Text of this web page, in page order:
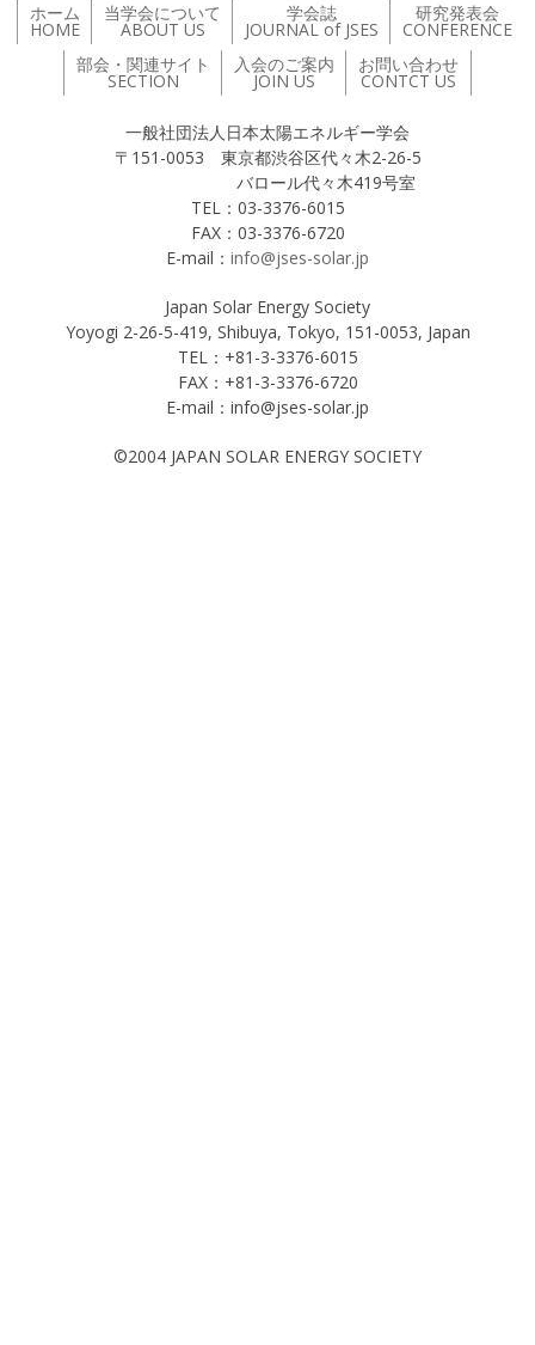
ホーム
HOME
当学会について
ABOUT US
学会誌
JOURNAL of JSES
研究発表会
CONFERENCE
部会・関連サイト
SECTION
入会のご案内
JOIN US
お問い合わせ
CONTCT US
一般社団法人日本太陽エネルギー学会
〒151-0053 東京都渋谷区代々木2-26-5
バロール代々木419号室
TEL：03-3376-6015
FAX：03-3376-6720
E-mail： info@jses-solar.jp
Japan Solar Energy Society
Yoyogi 2-26-5-419, Shibuya, Tokyo, 151-0053, Japan
TEL：+81-3-3376-6015
FAX：+81-3-3376-6720
E-mail：info@jses-solar.jp
©2004 JAPAN SOLAR ENERGY SOCIETY